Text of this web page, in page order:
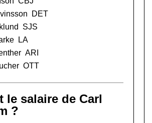
DET
SJS
LA
ARI
OTT
le salaire de Carl
?